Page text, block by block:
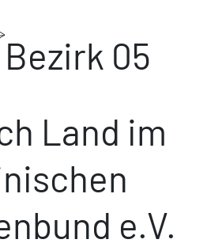
Bezirk 05
Land im
e.V.